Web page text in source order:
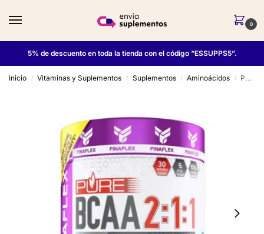
0
5% de descuento en toda la tienda con el código “ESSUPPS5”.
Inicio / Vitaminas y Suplementos / Suplementos / Aminoácidos / Pure Bcaa 2:1:1 30 Serv – Finaflex